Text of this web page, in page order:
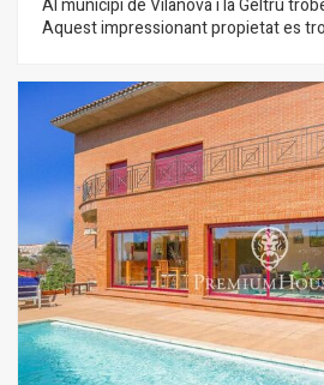
Al municipi de Vilanova i la Geltrú
Aquest impressionant propietat es
dos salons, un amb xemeneia per a
l'estiu amb unes vistes espectaculars
aquest mateix espai hi tenim el
sortida directa al jardí amb piscina i
del mar. La planta té una cuina
un espai de menjador i sortida al
bany complet que dóna servei a la planta. A la segona
trobem 3 habitacions dobles de les
Addicionalment, hi ha un saló, una
bany complet que dóna servei a la planta. La casa està
a tir de pedra de Vilanova i la Geltrú i
essencials. El municipi compta amb
oferta gastronòmica.